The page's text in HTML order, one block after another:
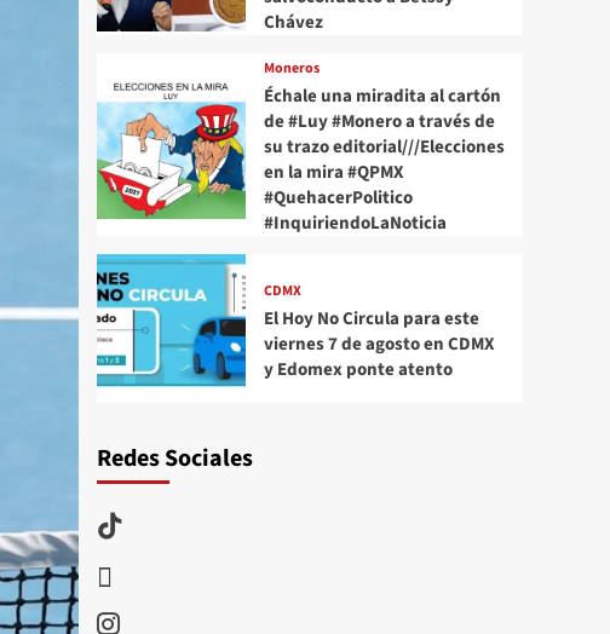
Chávez
Moneros
Échale una miradita al cartón
de #Luy #Monero a través de
su trazo editorial///Elecciones
en la mira #QPMX
#QuehacerPolitico
#InquiriendoLaNoticia
CDMX
El Hoy No Circula para este
viernes 7 de agosto en CDMX
y Edomex ponte atento
Redes Sociales
TikTok
Instagram